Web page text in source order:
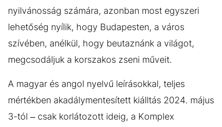
nyilvánosság számára, azonban most egyszeri
lehetőség nyílik, hogy Budapesten, a város
szívében, anélkül, hogy beutaznánk a világot,
megcsodáljuk a korszakos zseni műveit.
A magyar és angol nyelvű leírásokkal, teljes
mértékben akadálymentesített kiálltás 2024. május
3-tól – csak korlátozott ideig, a Komplex